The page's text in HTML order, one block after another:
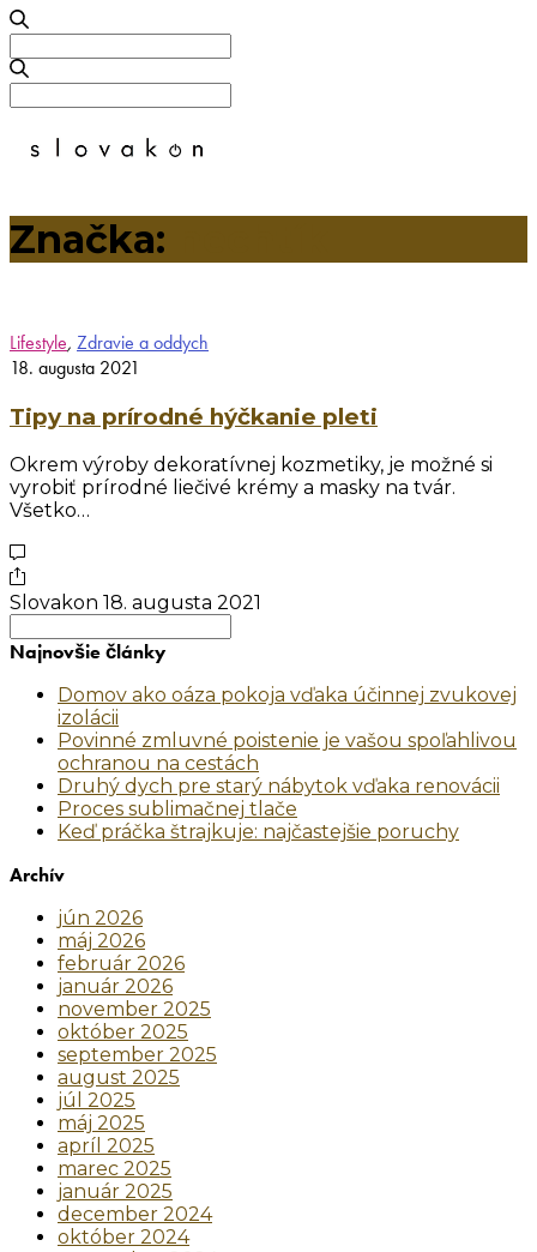
for:
Značka:
Lifestyle, Zdravie a oddych
18. augusta 2021
Tipy na prírodné hýčkanie pleti
Okrem výroby dekoratívnej kozmetiky, je možné si
vyrobiť prírodné liečivé krémy a masky na tvár.
Všetko…
Slovakon 18. augusta 2021
for:
Najnovšie články
Domov ako oáza pokoja vďaka účinnej zvukovej
izolácii
Povinné zmluvné poistenie je vašou spoľahlivou
ochranou na cestách
Druhý dych pre starý nábytok vďaka renovácii
Proces sublimačnej tlače
Keď práčka štrajkuje: najčastejšie poruchy
Archív
jún 2026
máj 2026
február 2026
január 2026
november 2025
október 2025
september 2025
august 2025
júl 2025
máj 2025
apríl 2025
marec 2025
január 2025
december 2024
október 2024